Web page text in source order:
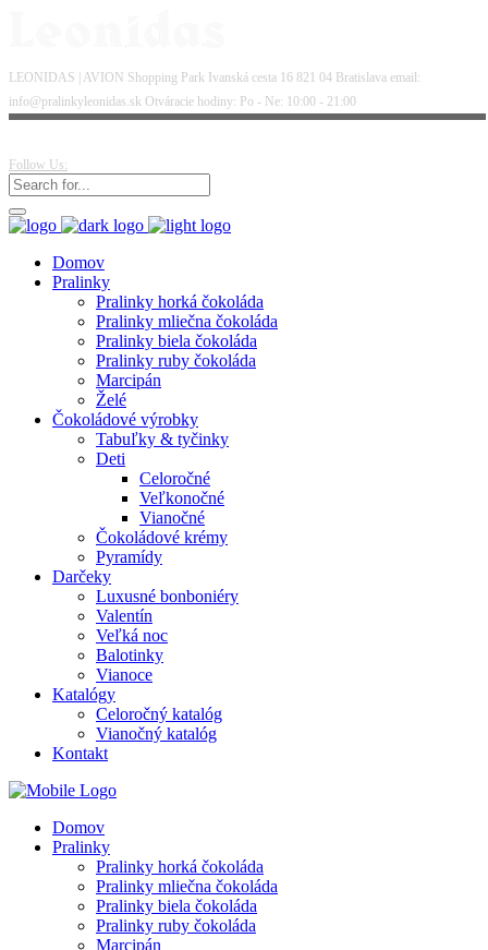
LEONIDAS | AVION Shopping Park Ivanská cesta 16 821 04 Bratislava email:
info@pralinkyleonidas.sk Otváracie hodiny: Po - Ne: 10:00 - 21:00
Follow Us:
Domov
Pralinky
Pralinky horká čokoláda
Pralinky mliečna čokoláda
Pralinky biela čokoláda
Pralinky ruby čokoláda
Marcipán
Želé
Čokoládové výrobky
Tabuľky & tyčinky
Deti
Celoročné
Veľkonočné
Vianočné
Čokoládové krémy
Pyramídy
Darčeky
Luxusné bonboniéry
Valentín
Veľká noc
Balotinky
Vianoce
Katalógy
Celoročný katalóg
Vianočný katalóg
Kontakt
Domov
Pralinky
Pralinky horká čokoláda
Pralinky mliečna čokoláda
Pralinky biela čokoláda
Pralinky ruby čokoláda
Marcipán